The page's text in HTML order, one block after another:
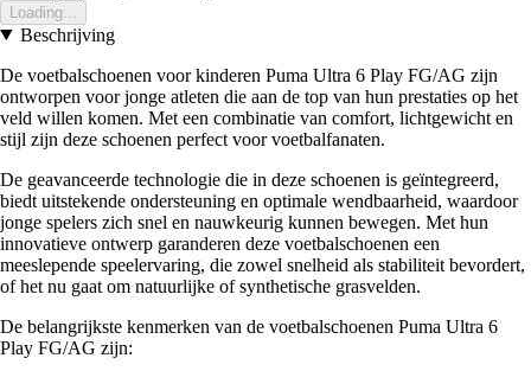
Loading...
Beschrijving
De voetbalschoenen voor kinderen Puma Ultra 6 Play FG/AG zijn
ontworpen voor jonge atleten die aan de top van hun prestaties op het
veld willen komen. Met een combinatie van comfort, lichtgewicht en
stijl zijn deze schoenen perfect voor voetbalfanaten.
De geavanceerde technologie die in deze schoenen is geïntegreerd,
biedt uitstekende ondersteuning en optimale wendbaarheid, waardoor
jonge spelers zich snel en nauwkeurig kunnen bewegen. Met hun
innovatieve ontwerp garanderen deze voetbalschoenen een
meeslepende speelervaring, die zowel snelheid als stabiliteit bevordert,
of het nu gaat om natuurlijke of synthetische grasvelden.
De belangrijkste kenmerken van de voetbalschoenen Puma Ultra 6
Play FG/AG zijn: